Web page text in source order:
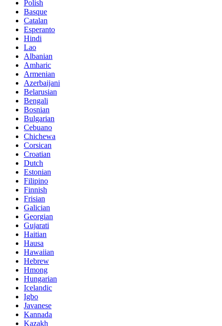
Polish
Basque
Catalan
Esperanto
Hindi
Lao
Albanian
Amharic
Armenian
Azerbaijani
Belarusian
Bengali
Bosnian
Bulgarian
Cebuano
Chichewa
Corsican
Croatian
Dutch
Estonian
Filipino
Finnish
Frisian
Galician
Georgian
Gujarati
Haitian
Hausa
Hawaiian
Hebrew
Hmong
Hungarian
Icelandic
Igbo
Javanese
Kannada
Kazakh